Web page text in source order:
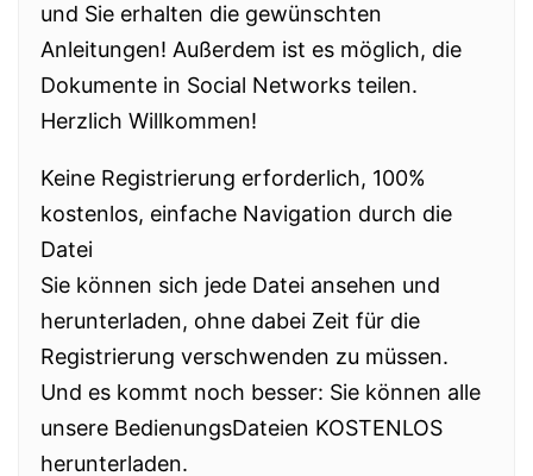
und Sie erhalten die gewünschten
Anleitungen! Außerdem ist es möglich, die
Dokumente in Social Networks teilen.
Herzlich Willkommen!
Keine Registrierung erforderlich, 100%
kostenlos, einfache Navigation durch die
Datei
Sie können sich jede Datei ansehen und
herunterladen, ohne dabei Zeit für die
Registrierung verschwenden zu müssen.
Und es kommt noch besser: Sie können alle
unsere BedienungsDateien KOSTENLOS
herunterladen.